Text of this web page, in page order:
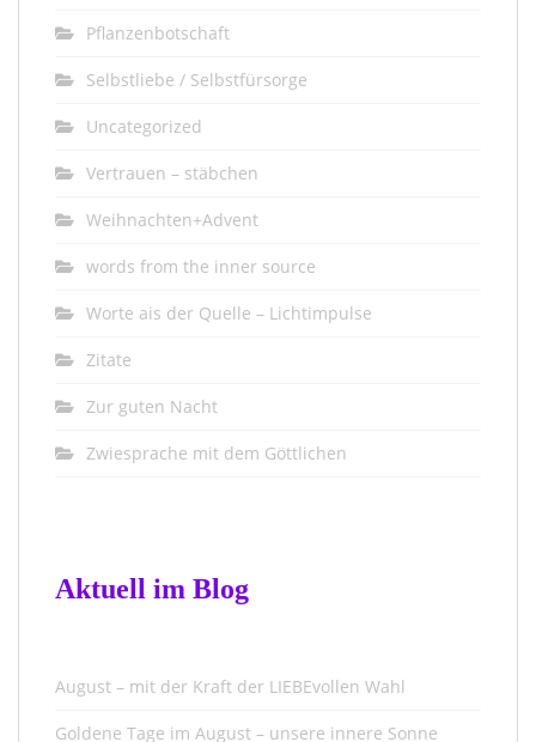
Pflanzenbotschaft
Selbstliebe / Selbstfürsorge
Uncategorized
Vertrauen – stäbchen
Weihnachten+Advent
words from the inner source
Worte ais der Quelle – Lichtimpulse
Zitate
Zur guten Nacht
Zwiesprache mit dem Göttlichen
Aktuell im Blog
August – mit der Kraft der LIEBEvollen Wahl
Goldene Tage im August – unsere innere Sonne